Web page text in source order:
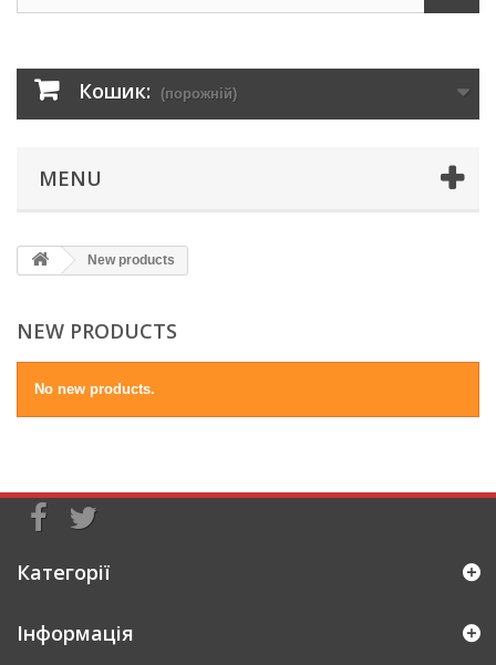
Кошик: (порожній)
MENU
New products
NEW PRODUCTS
No new products.
Категорії
Інформація